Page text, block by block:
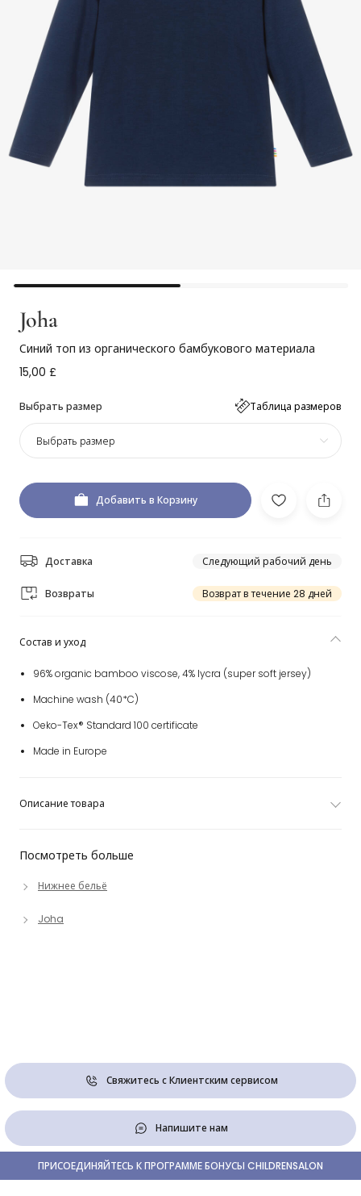
Joha
Синий топ из органического бамбукового материала
15,00 £
Выбрать размер Таблица размеров
Выбрать размер
Добавить в Корзину
Доставка Следующий рабочий день
Возвраты Возврат в течение 28 дней
Посмотреть больше
Нижнее бельё
Joha
Состав и уход
96% organic bamboo viscose, 4% lycra (super soft jersey)
Machine wash (40*C)
Oeko-Tex® Standard 100 certificate
Made in Europe
Описание товара
Свяжитесь с Клиентским сервисом
Напишите нам
ПРИСОЕДИНЯЙТЕСЬ К ПРОГРАММЕ БОНУСЫ CHILDRENSALON